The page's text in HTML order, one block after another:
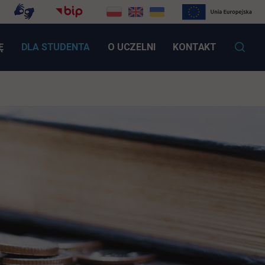
LINK OTWIERA SIĘ W NOWEJ KARCIE
DLA STUDENTA O UCZELNI KONTAKT